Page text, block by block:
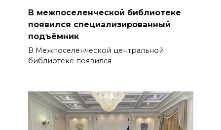
В межпоселенческой библиотеке
появился специализированный
подъёмник
В Межпоселенческой центральной
библиотеке появился